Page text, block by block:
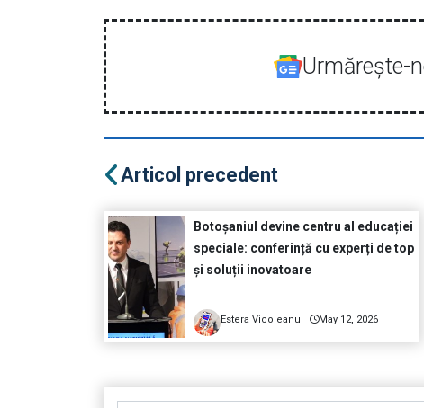
Urmăreşte-
Articol precedent
Botoșaniul devine centru al educației
speciale: conferință cu experți de top
și soluții inovatoare
Estera Vicoleanu May 12, 2026